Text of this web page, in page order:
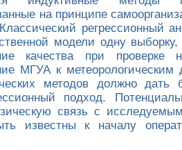
на принципе
регрессионный
модели одну выборку,
качества при проверке
МГУА к
методов должно дать
подход.
связь с
известны к началу